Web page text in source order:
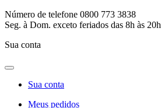
Número de telefone 0800 773 3838
Seg. à Dom. exceto feriados das 8h às 20h
Sua conta
Sua conta
Meus pedidos